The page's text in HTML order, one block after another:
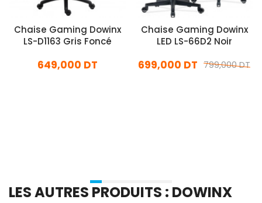
Chaise Gaming Dowinx
LS-D1163 Gris Foncé
649,000 DT
Chaise Gaming Dowinx
LED LS-66D2 Noir
799,000 DT
699,000 DT
LES AUTRES PRODUITS : DOWINX